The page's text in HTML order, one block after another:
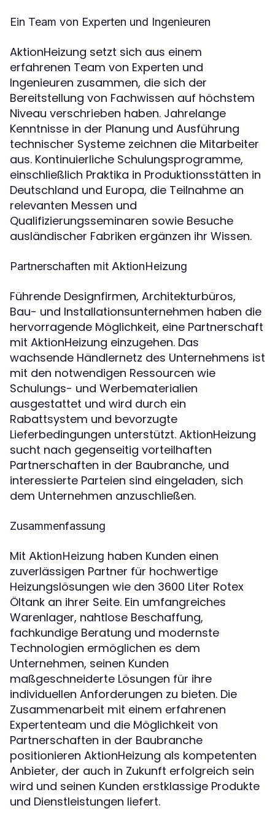
Ein Team von Experten und Ingenieuren
AktionHeizung setzt sich aus einem
erfahrenen Team von Experten und
Ingenieuren zusammen, die sich der
Bereitstellung von Fachwissen auf höchstem
Niveau verschrieben haben. Jahrelange
Kenntnisse in der Planung und Ausführung
technischer Systeme zeichnen die Mitarbeiter
aus. Kontinuierliche Schulungsprogramme,
einschließlich Praktika in Produktionsstätten in
Deutschland und Europa, die Teilnahme an
relevanten Messen und
Qualifizierungsseminaren sowie Besuche
ausländischer Fabriken ergänzen ihr Wissen.
Partnerschaften mit AktionHeizung
Führende Designfirmen, Architekturbüros,
Bau- und Installationsunternehmen haben die
hervorragende Möglichkeit, eine Partnerschaft
mit AktionHeizung einzugehen. Das
wachsende Händlernetz des Unternehmens ist
mit den notwendigen Ressourcen wie
Schulungs- und Werbematerialien
ausgestattet und wird durch ein
Rabattsystem und bevorzugte
Lieferbedingungen unterstützt. AktionHeizung
sucht nach gegenseitig vorteilhaften
Partnerschaften in der Baubranche, und
interessierte Parteien sind eingeladen, sich
dem Unternehmen anzuschließen.
Zusammenfassung
Mit AktionHeizung haben Kunden einen
zuverlässigen Partner für hochwertige
Heizungslösungen wie den 3600 Liter Rotex
Öltank an ihrer Seite. Ein umfangreiches
Warenlager, nahtlose Beschaffung,
fachkundige Beratung und modernste
Technologien ermöglichen es dem
Unternehmen, seinen Kunden
maßgeschneiderte Lösungen für ihre
individuellen Anforderungen zu bieten. Die
Zusammenarbeit mit einem erfahrenen
Expertenteam und die Möglichkeit von
Partnerschaften in der Baubranche
positionieren AktionHeizung als kompetenten
Anbieter, der auch in Zukunft erfolgreich sein
wird und seinen Kunden erstklassige Produkte
und Dienstleistungen liefert.